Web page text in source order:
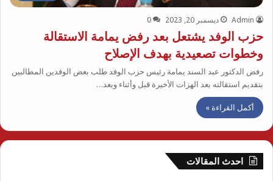
Admin ديسمبر 20, 2023 0
حزب الوفد يشتعل بعد رفض يمامة الاستقالة
وخطوات تصعيدية بهدف الإصلاح
رفض الدكتور عبد السند يمامة رئيس حزب الوفد طلب بعض الوفدين المطالبين
بتقديم استقالته بعد الهزات الأخيرة قبل وأثناء وبعد…
أكمل القراءة »
احدث المقالات